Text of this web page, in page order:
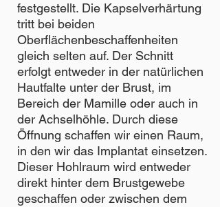
festgestellt. Die Kapselverhärtung
tritt bei beiden
Oberflächenbeschaffenheiten
gleich selten auf. Der Schnitt
erfolgt entweder in der natürlichen
Hautfalte unter der Brust, im
Bereich der Mamille oder auch in
der Achselhöhle. Durch diese
Öffnung schaffen wir einen Raum,
in den wir das Implantat einsetzen.
Dieser Hohlraum wird entweder
direkt hinter dem Brustgewebe
geschaffen oder zwischen dem